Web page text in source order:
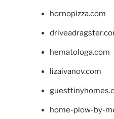
hornopizza.com
hematologa.com
lizaivanov.com
home-plow-by-